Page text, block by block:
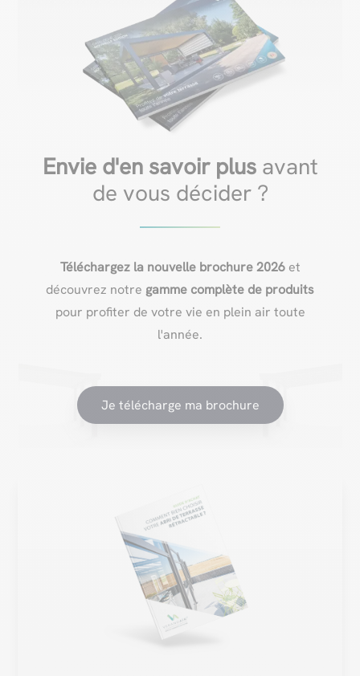
Envie d'en savoir plusavant
de vous décider ?
Téléchargez la nouvelle brochure 2026et
découvrez notre gamme complète de produits
pour profiter de votre vie en plein air toute
l'année.
Je télécharge ma brochure